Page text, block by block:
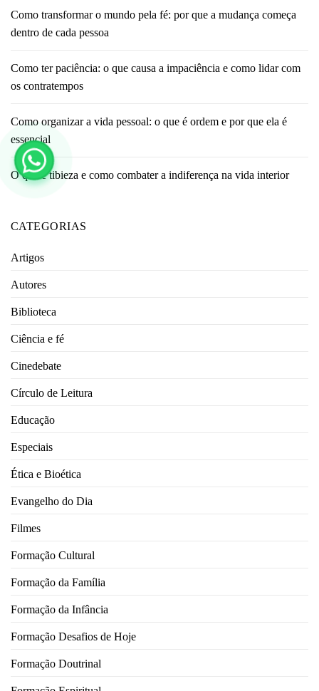
Como transformar o mundo pela fé: por que a mudança começa
dentro de cada pessoa
Como ter paciência: o que causa a impaciência e como lidar com
os contratempos
Como organizar a vida pessoal: o que é ordem e por que ela é
essencial
O que é tibieza e como combater a indiferença na vida interior
CATEGORIAS
Artigos
Autores
Biblioteca
Ciência e fé
Cinedebate
Círculo de Leitura
Educação
Especiais
Ética e Bioética
Evangelho do Dia
Filmes
Formação Cultural
Formação da Família
Formação da Infância
Formação Desafios de Hoje
Formação Doutrinal